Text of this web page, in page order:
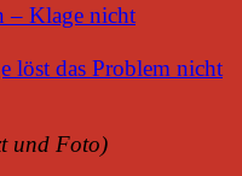
– Klage nicht
löst das Problem nicht
und Foto)